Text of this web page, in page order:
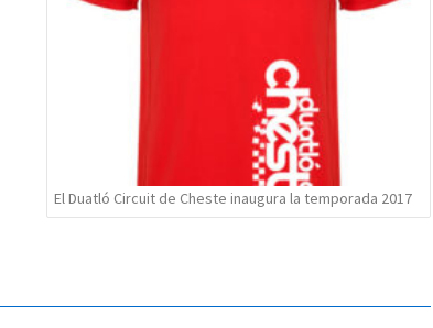
El Duatló Circuit de Cheste inaugura la temporada 2017